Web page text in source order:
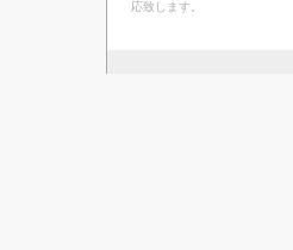
応致します。